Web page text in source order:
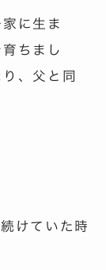
に生ま
ちまし
、父と同
けていた時